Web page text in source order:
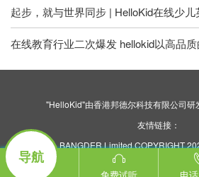
起步，就与世界同步 | HelloKid在线少儿
在线教育行业二次爆发 hellokid以高品
"HelloKid"由香港邦德尔科技有限公司研
友情链接：
BANGDER Limited COPYRIGHT
ASILVERCORP INTERNATIONAL
NATHAN ROAD
导航